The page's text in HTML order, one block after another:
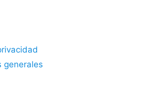
generales